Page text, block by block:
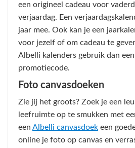
een origineel cadeau voor
verjaardag. Een
jaar mee. Ook kan je een
voor jezelf of om cadeau te
Albelli kalenders gebruik dan
promotiecode.
Foto canvasdoeken
Zie jij het groots? Zoek je een
leefruimte op te smukken met
een Albelli canvasdoek een
online je foto op canvas en